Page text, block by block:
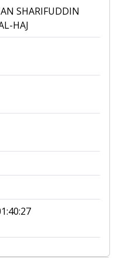
SHARIFUDDIN
HAJ